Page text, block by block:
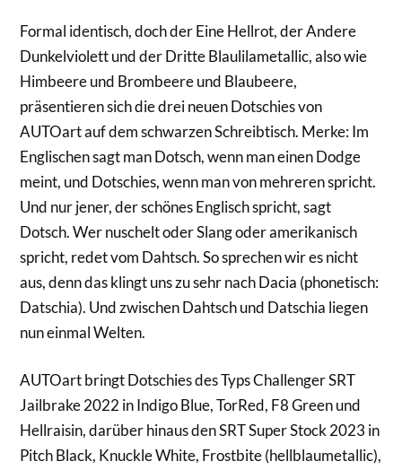
Formal identisch, doch der Eine Hellrot, der Andere
Dunkelviolett und der Dritte Blaulilametallic, also wie
Himbeere und Brombeere und Blaubeere,
präsentieren sich die drei neuen Dotschies von
AUTOart auf dem schwarzen Schreibtisch. Merke: Im
Englischen sagt man Dotsch, wenn man einen Dodge
meint, und Dotschies, wenn man von mehreren spricht.
Und nur jener, der schönes Englisch spricht, sagt
Dotsch. Wer nuschelt oder Slang oder amerikanisch
spricht, redet vom Dahtsch. So sprechen wir es nicht
aus, denn das klingt uns zu sehr nach Dacia (phonetisch:
Datschia). Und zwischen Dahtsch und Datschia liegen
nun einmal Welten.
AUTOart bringt Dotschies des Typs Challenger SRT
Jailbrake 2022 in Indigo Blue, TorRed, F8 Green und
Hellraisin, darüber hinaus den SRT Super Stock 2023 in
Pitch Black, Knuckle White, Frostbite (hellblaumetallic),